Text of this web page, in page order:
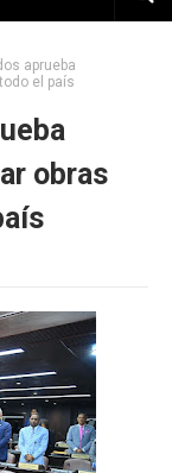
aprueba
el país
obras